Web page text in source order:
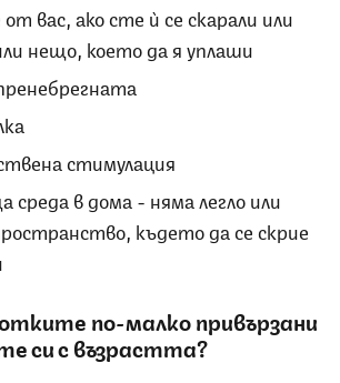
вас, ако сте ѝ се скарали или
нещо, което да я уплаши
стимулация
среда в дома - няма легло или
където да се скрие
по-малко привързани
си с възрастта?